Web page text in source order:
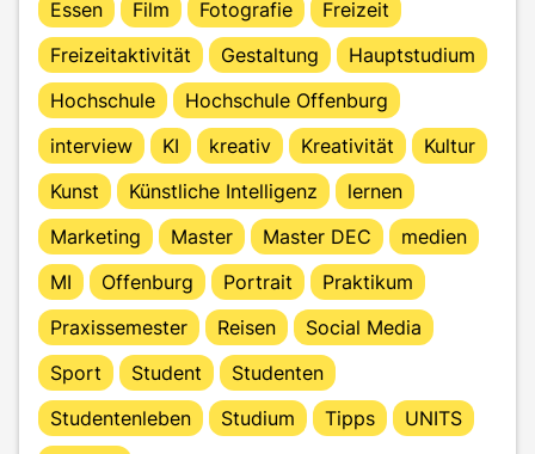
Essen
Film Fotografie
Freizeit
Freizeitaktivität
Gestaltung
Hauptstudium
Hochschule
Hochschule Offenburg
interview
KI kreativ Kreativität
Kultur
Kunst
Künstliche Intelligenz
lernen
Marketing
Master Master DEC
medien
MI
Offenburg Portrait
Praktikum
Praxissemester
Reisen
Social Media
Sport
Student
Studenten
Studentenleben
Studium Tipps
UNITS